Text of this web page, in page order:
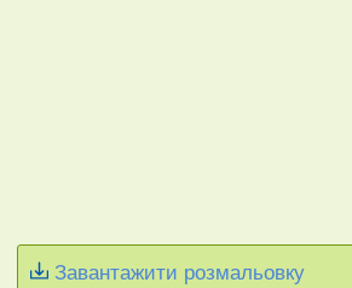
Завантажити розмальовку